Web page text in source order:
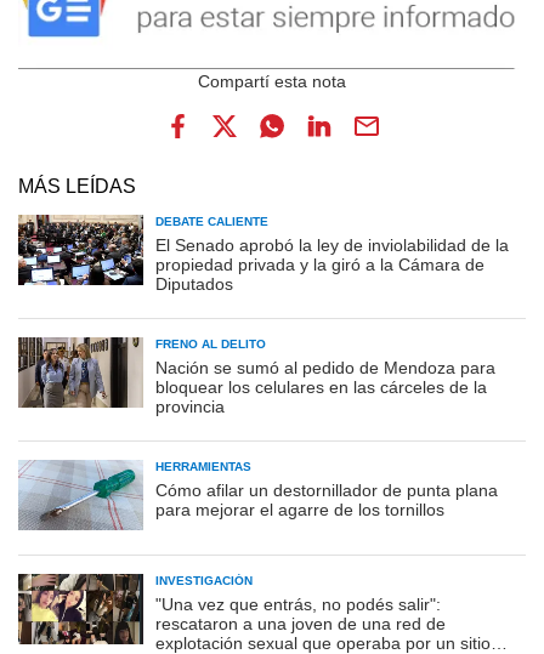
MÁS LEÍDAS
DEBATE CALIENTE
El Senado aprobó la ley de inviolabilidad de la
propiedad privada y la giró a la Cámara de
Diputados
FRENO AL DELITO
Nación se sumó al pedido de Mendoza para
bloquear los celulares en las cárceles de la
provincia
HERRAMIENTAS
Cómo afilar un destornillador de punta plana
para mejorar el agarre de los tornillos
INVESTIGACIÓN
"Una vez que entrás, no podés salir":
rescataron a una joven de una red de
explotación sexual que operaba por un sitio